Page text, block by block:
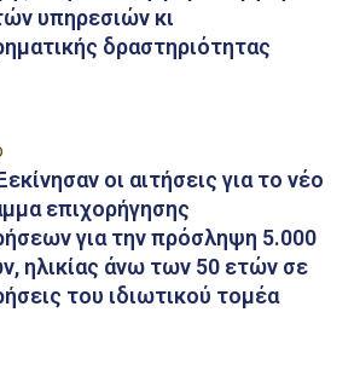
υπηρεσιών κι
δραστηριότητας
οι αιτήσεις για το νέο
επιχορήγησης
για την πρόσληψη 5.000
ηλικίας άνω των 50 ετών σε
του ιδιωτικού τομέα